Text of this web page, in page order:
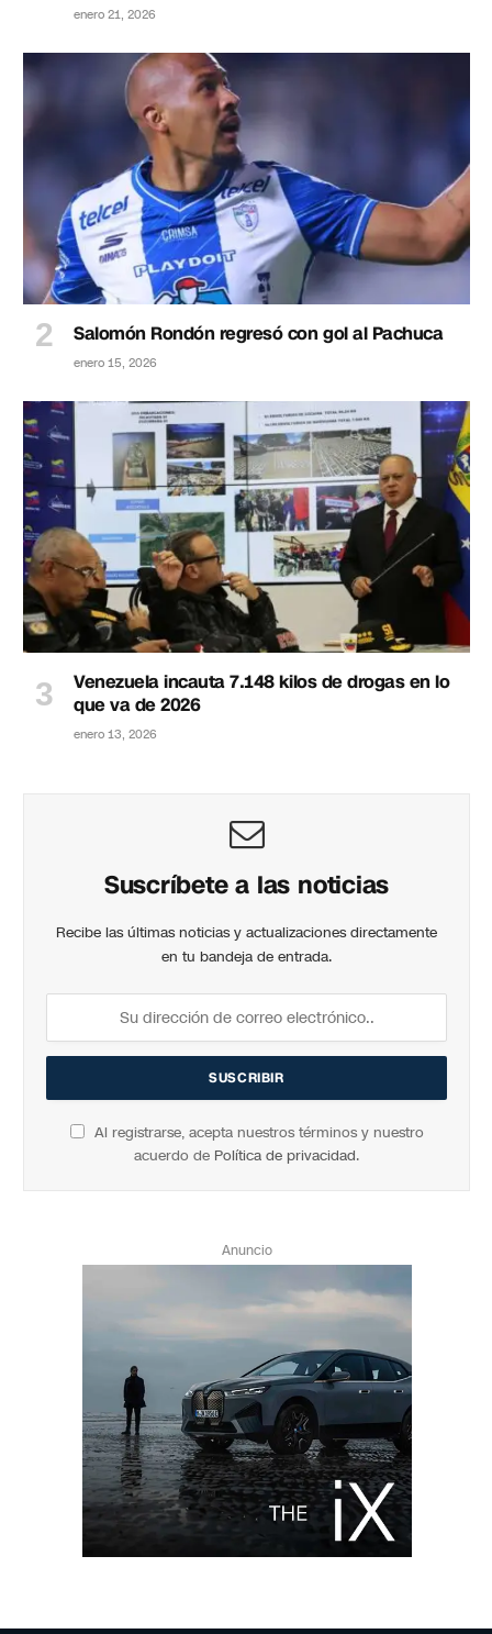
enero 21, 2026
Salomón Rondón regresó con gol al Pachuca
enero 15, 2026
Venezuela incauta 7.148 kilos de drogas en lo
que va de 2026
enero 13, 2026
Suscríbete a las noticias
Recibe las últimas noticias y actualizaciones directamente
en tu bandeja de entrada.
Al registrarse, acepta nuestros términos y nuestro
acuerdo de Política de privacidad.
Anuncio